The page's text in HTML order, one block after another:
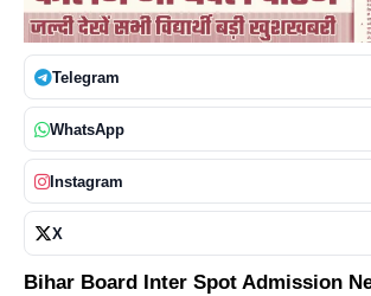
Telegram
WhatsApp
Instagram
X
Bihar Board Inter Spot Admission